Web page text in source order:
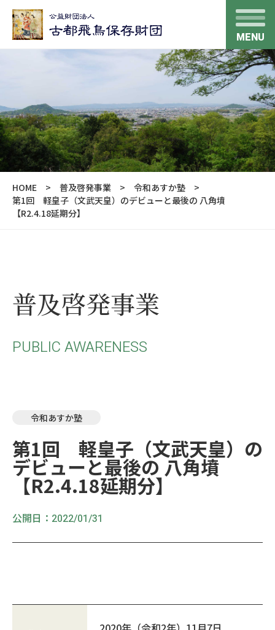
MENU
HOME 普及啓発事業
令和あすか塾
第1回 軽皇子（文武天皇）のデビューと最後の 八角墳
【R2.4.18延期分】
普及啓発事業
PUBLIC AWARENESS
令和あすか塾
第1回 軽皇子（文武天皇）の
デビューと最後の 八角墳
【R2.4.18延期分】
公開日： 2022/01/31